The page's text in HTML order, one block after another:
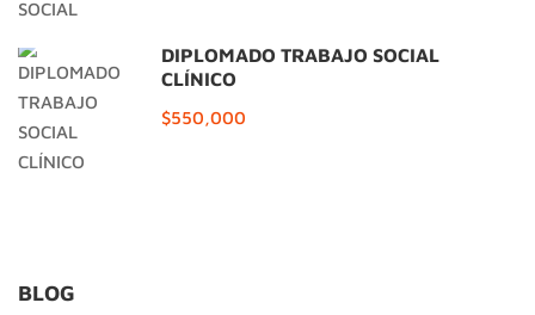
DIPLOMADO TRABAJO SOCIAL
CLÍNICO
$550,000
BLOG